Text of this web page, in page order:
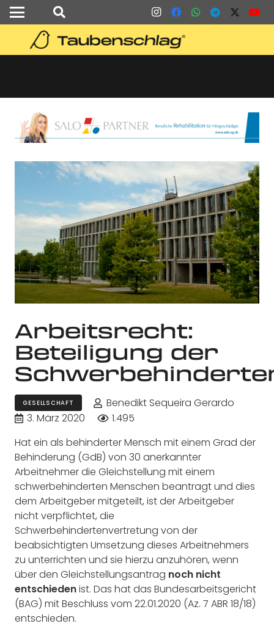
Arbeitsrecht:
Beteiligung der
GESELLSCHAFT
Benedikt Sequeira Gerardo
3. März 2020
1.495
Hat ein als behinderter Mensch mit einem Grad der
Behinderung (GdB) von 30 anerkannter
Arbeitnehmer die Gleichstellung mit einem
schwerbehinderten Menschen beantragt und dies
dem Arbeitgeber mitgeteilt, ist der Arbeitgeber
nicht verpflichtet, die
Schwerbehindertenvertretung von der
beabsichtigten Umsetzung dieses Arbeitnehmers
zu unterrichten und sie hierzu anzuhören, wenn
über den Gleichstellungsantrag noch nicht
entschiedenist. Das hat das Bundesarbeitsgericht
(BAG) mit Beschluss vom 22.01.2020 (Az. 7 ABR 18/18)
entschieden.